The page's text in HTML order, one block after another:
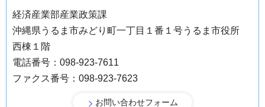
経済産業部産業政策課
沖縄県うるま市みどり町一丁目１番１号うるま市役所
西棟１階
電話番号：098-923-7611
ファクス番号：098-923-7623